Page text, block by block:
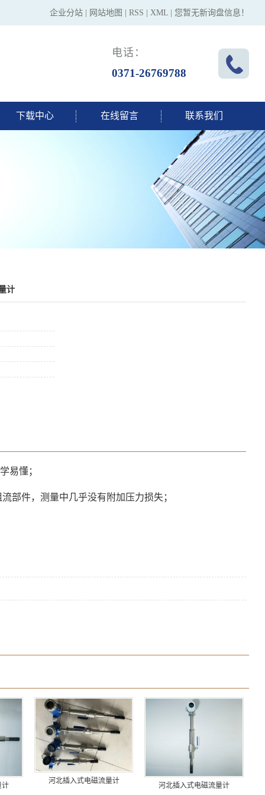
企业分站 网站地图 |RSS |XML |您暂无新询盘信息！
电话：
0371-26769788
下载中心 在线留言 联系我们
计
易懂；
部件，测量中几乎没有附加压力损失；
计
河北插入式电磁流量计
河北插入式电磁流量计